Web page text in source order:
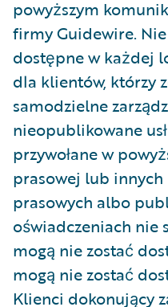
powyższym
firmy Guidewire.
dostępne w każdej
dla klientów, którzy
samodzielne
nieopublikowane
przywołane w
prasowej lub
prasowych albo
oświadczeniach nie
mogą nie zostać
mogą nie zostać
Klienci dokonujący